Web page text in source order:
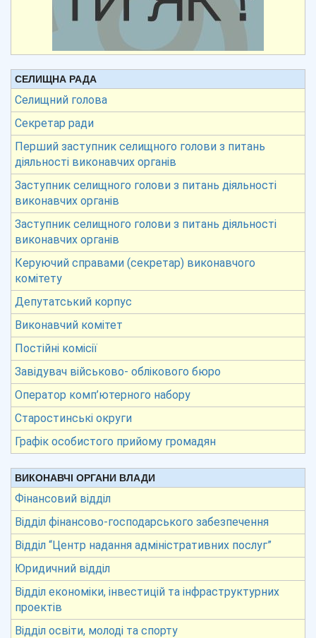
СЕЛИЩНА РАДА
Селищний голова
Секретар ради
Перший заступник селищного голови з питань
діяльності виконавчих органів
Заступник селищного голови з питань діяльності
виконавчих органів
Заступник селищного голови з питань діяльності
виконавчих органів
Керуючий справами (секретар) виконавчого
комітету
Депутатський корпус
Виконавчий комітет
Постійні комісії
Завідувач військово- облікового бюро
Оператор комп’ютерного набору
Старостинські округи
Графік особистого прийому громадян
ВИКОНАВЧІ ОРГАНИ ВЛАДИ
Фінансовий відділ
Відділ фінансово-господарського забезпечення
Відділ “Центр надання адміністративних послуг”
Юридичний відділ
Відділ економіки, інвестицій та інфраструктурних
проектів
Відділ освіти, молоді та спорту